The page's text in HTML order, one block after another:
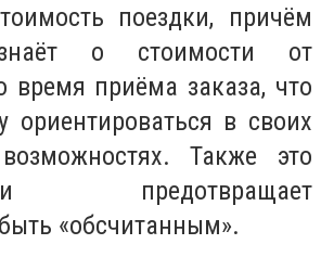
поездки, причём
о стоимости от
время приёма заказа, что
ориентироваться в своих
Также это
предотвращает
«обсчитанным».